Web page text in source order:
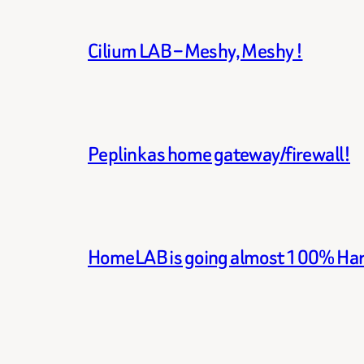
Cilium LAB – Meshy, Meshy !
Peplink as home gateway/firewall!
HomeLAB is going almost 100%